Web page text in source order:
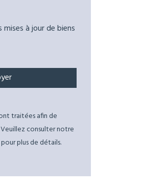
à jour de biens
traitées afin de
consulter notre
plus de détails.